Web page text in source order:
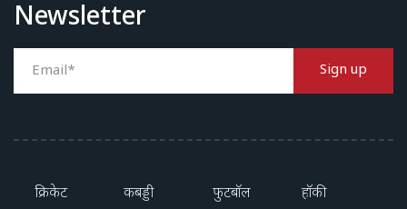
Newsletter
Sign up
क्रिकेट कबड्डी फुटबॉल हॉकी